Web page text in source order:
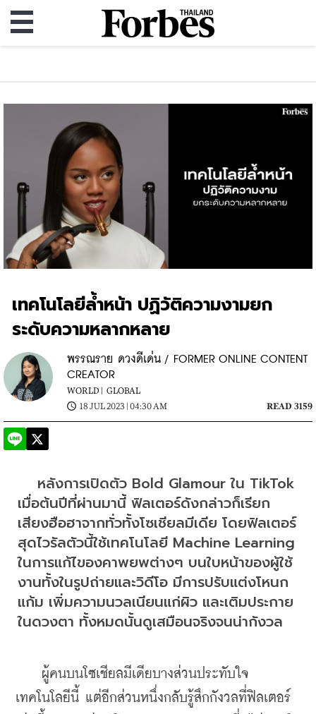
เทคโนโลยีล้ำหน้า ปฏิวัติความงามยก
ระดับความหลากหลาย
พรรณราย ดวงดีเด่น / FORMER ONLINE CONTENT
CREATOR
WORLD | GLOBAL
18 JUL 2023 | 04:30 AM
READ 3159
หลังการเปิดตัว Bold Glamour ใน TikTok
เมื่อต้นปีที่ผ่านมานี้ ฟิลเตอร์ดังกล่าวก็เรียก
เสียงฮือฮาจากทั่วทั้งโซเชียลมีเดีย โดยฟิลเตอร์
สุดไวรัลตัวนี้ใช้เทคโนโลยี Machine Learning
ในการแก้ไของคาพยพต่างๆ บนใบหน้าของผู้ใช้
งานทั้งในรูปถ่ายและวิดีโอ มีการปรับแต่งโหนก
แก้ม เพิ่มความนวลเนียนแก่ผิว และเติมประกาย
ในดวงตา ทั้งหมดนั้นดูเสมือนจริงจนน่ากังวล
ผู้คนบนโซเชียลมีเดียบางส่วนประทับใจ
เทคโนโลยีนี้ แต่อีกส่วนหนึ่งกลับรู้สึกกังวลที่ฟิลเตอร์